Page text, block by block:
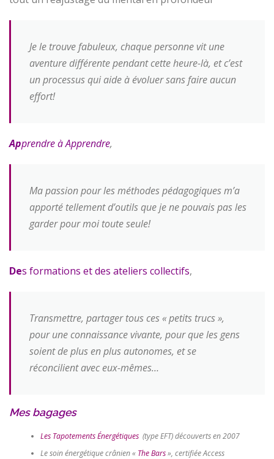
Je le trouve fabuleux, chaque personne vit une
aventure différente pendant cette heure-là, et c’est
un processus qui aide à évoluer sans faire aucun
effort!
Apprendre à Apprendre,
Ma passion pour les méthodes pédagogiques m’a
apporté tellement d’outils que je ne pouvais pas les
garder pour moi toute seule!
Des formations et des ateliers collectifs,
Transmettre, partager tous ces « petits trucs »,
pour une connaissance vivante, pour que les gens
soient de plus en plus autonomes, et se
réconcilient avec eux-mêmes…
Mes bagages
Les Tapotements Énergétiques(type EFT) découverts en 2007
Le soin énergétique crânien « The Bars», certifiée Access